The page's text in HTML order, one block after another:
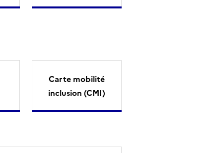
Carte mobilité
inclusion (CMI)